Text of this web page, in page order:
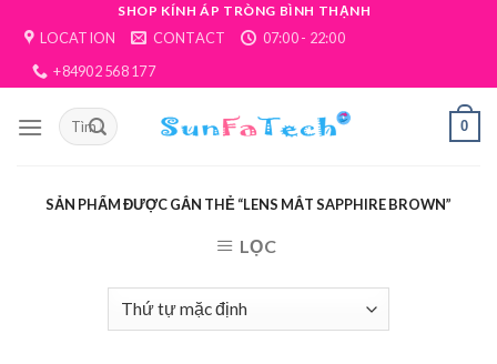
content
SHOP KÍNH ÁP TRÒNG BÌNH THẠNH
LOCATION CONTACT
07:00 - 22:00
+84902 568 177
0
SẢN PHẨM ĐƯỢC GẮN THẺ “LENS MẮT SAPPHIRE BROWN”
LỌC